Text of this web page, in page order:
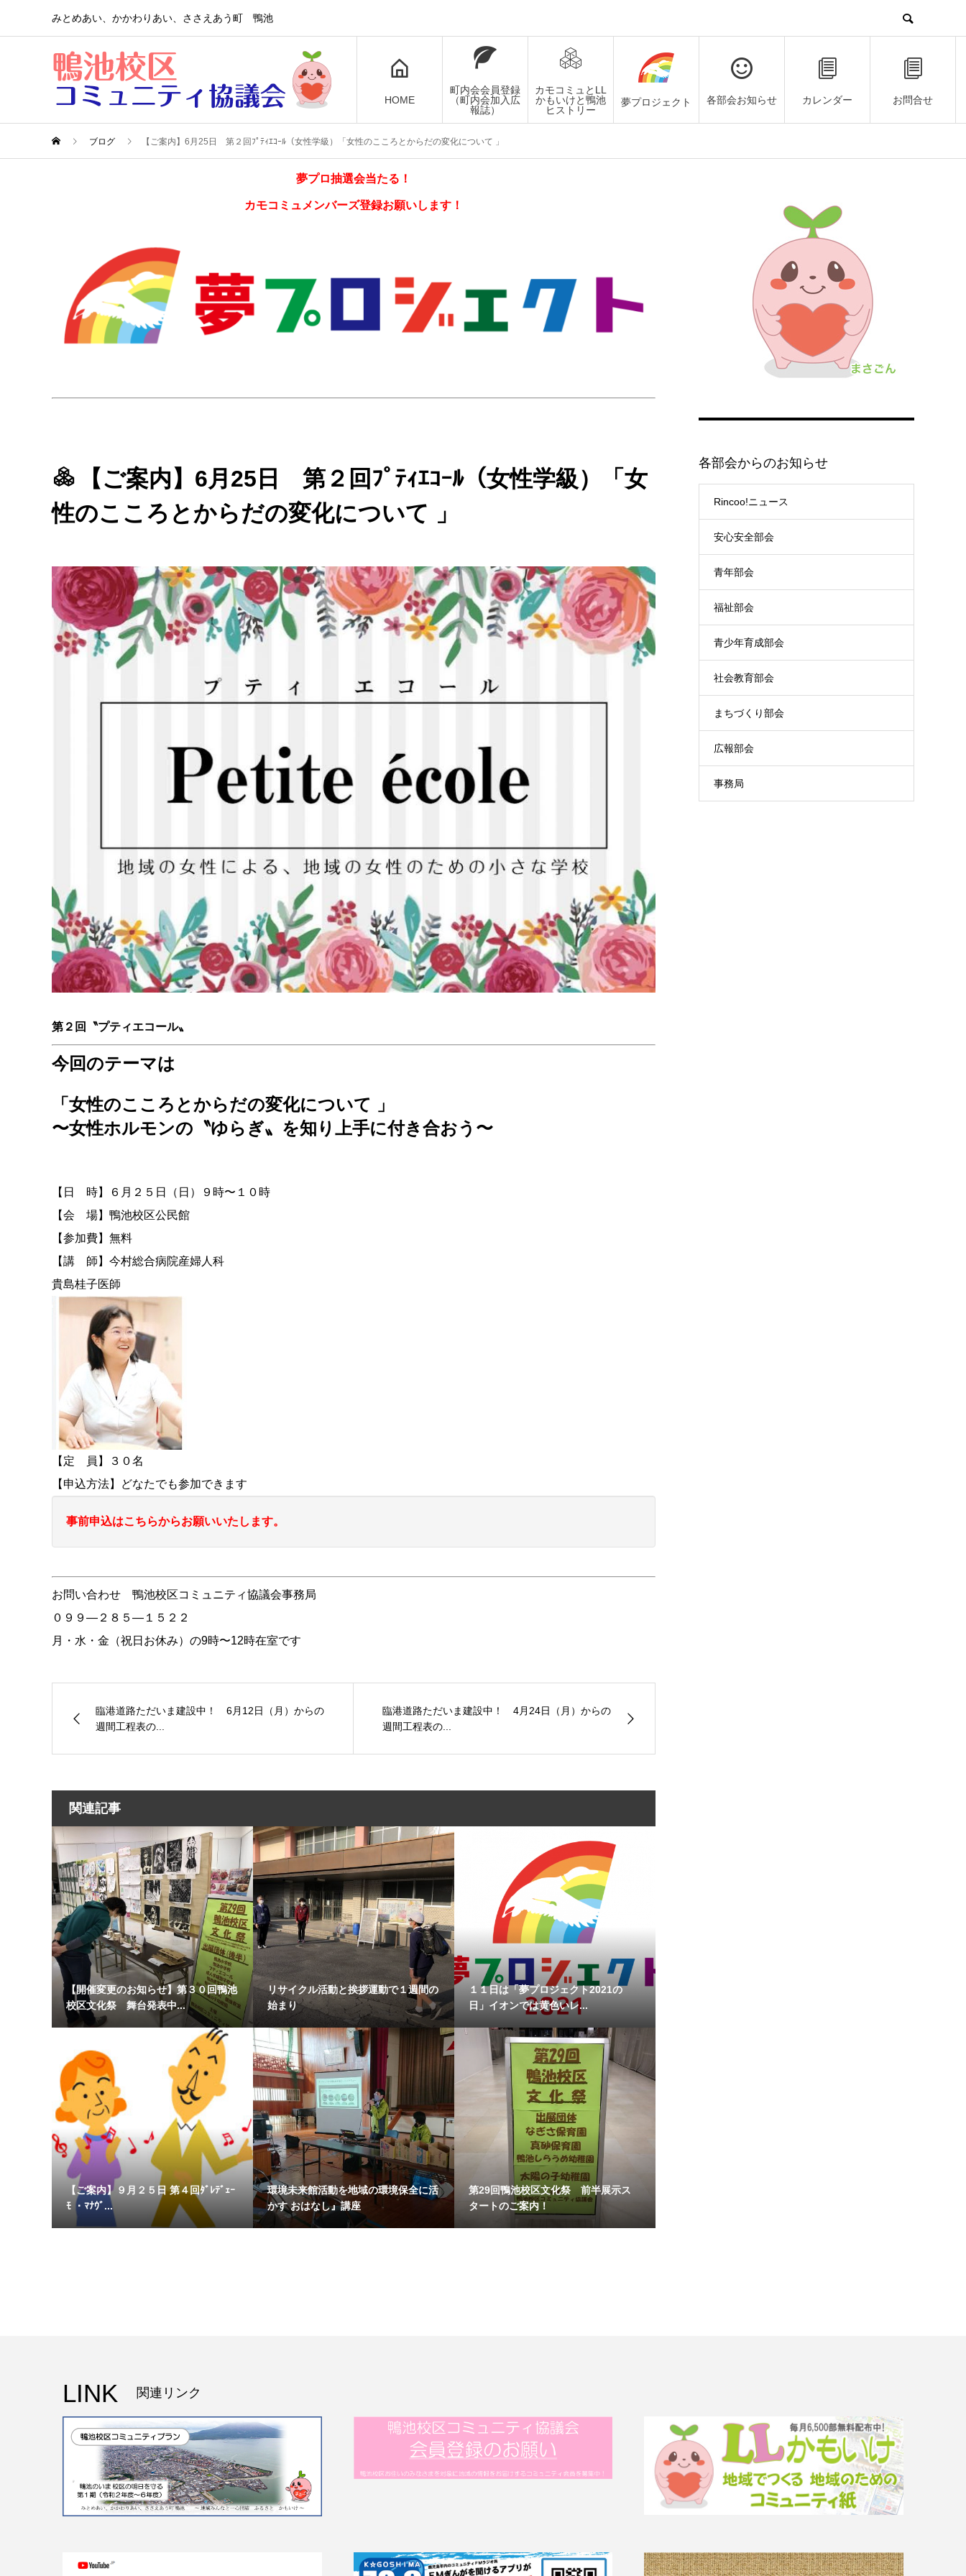
みとめあい、かかわりあい、ささえあう町 鴨池
HOME
町内会会員登録
（町内会加入広
報誌）
カモコミュとLL
かもいけと鴨池
ヒストリー
夢プロジェクト 各部会お知らせ カレンダー お問合せ
ブログ 【ご案内】6月25日 第２回ﾌﾟﾃｨｴｺｰﾙ（女性学級）「女性のこころとからだの変化について 」
夢プロ抽選会当たる！
カモコミュメンバーズ登録お願いします！
【ご案内】6月25日 第２回ﾌﾟﾃｨｴｺｰﾙ（女性学級）「女
性のこころとからだの変化について 」
第２回〝プティエコール〟
今回のテーマは
「女性のこころとからだの変化について 」
〜女性ホルモンの〝ゆらぎ〟を知り上手に付き合おう〜
【日 時】６月２５日（日）９時〜１０時
【会 場】鴨池校区公民館
【参加費】無料
【講 師】今村総合病院産婦人科
貴島桂子医師
【定 員】３０名
【申込方法】どなたでも参加できます
事前申込はこちらからお願いいたします。
お問い合わせ 鴨池校区コミュニティ協議会事務局
０９９—２８５—１５２２
月・水・金（祝日お休み）の9時〜12時在室です
臨港道路ただいま建設中！ 6月12日（月）からの
週間工程表の...
臨港道路ただいま建設中！ 4月24日（月）からの
週間工程表の...
関連記事
【開催変更のお知らせ】第３０回鴨池
校区文化祭 舞台発表中...
リサイクル活動と挨拶運動で１週間の
始まり
１１日は「夢プロジェクト2021の
日」イオンでは黄色いレ...
【ご案内】９月２５日 第４回ﾀﾞﾚﾃﾞｪｰ
ﾓ ・ﾏﾅｳﾞ...
環境未来館活動を地域の環境保全に活
かす おはなし』講座
第29回鴨池校区文化祭 前半展示ス
タートのご案内！
各部会からのお知らせ
Rincoo!ニュース
安心安全部会
青年部会
福祉部会
青少年育成部会
社会教育部会
まちづくり部会
広報部会
事務局
LINK 関連リンク